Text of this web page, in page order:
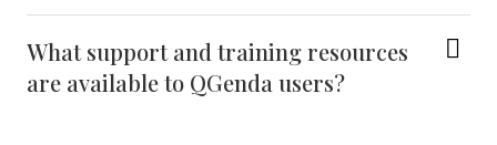
What support and training resources
are available to QGenda users?